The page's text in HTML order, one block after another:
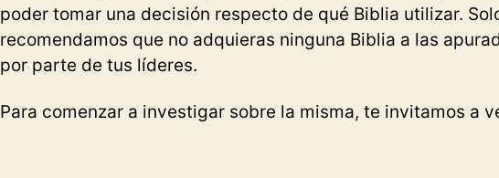
poder tomar una decisión respecto de qué Biblia utilizar.
recomendamos que no adquieras ninguna Biblia a las
por parte de tus líderes.
Para comenzar a investigar sobre la misma, te invitamos a